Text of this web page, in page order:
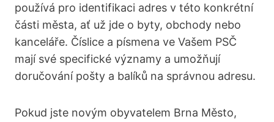
používá pro ‌identifikaci adres v ⁤této konkrétní
části města, ať‌ už jde o byty, obchody nebo
kanceláře. Číslice a písmena ve⁤ Vašem PSČ
mají ‍své specifické významy a umožňují
doručování pošty a balíků‍ na správnou adresu.
Pokud jste novým obyvatelem Brna Město,